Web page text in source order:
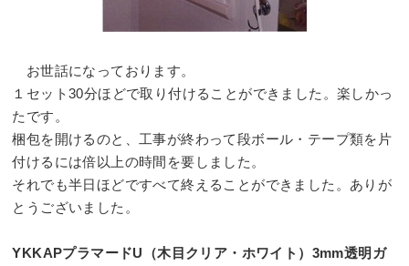
お世話になっております。
１セット30分ほどで取り付けることができました。楽しかっ
たです。
梱包を開けるのと、工事が終わって段ボール・テープ類を片
付けるには倍以上の時間を要しました。
それでも半日ほどですべて終えることができました。ありが
とうございました。
YKKAPプラマードU（木目クリア・ホワイト）3mm透明ガ